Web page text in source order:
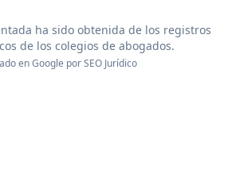
ha sido obtenida de los registros
de los colegios de abogados.
en Google porSEO Jurídico